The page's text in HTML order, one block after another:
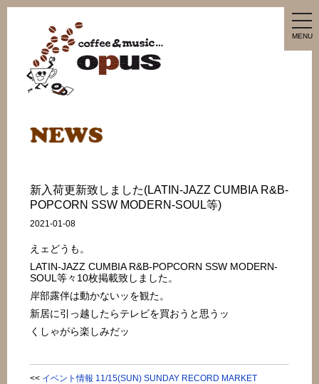
MENU
新入荷更新致しました(LATIN-JAZZ CUMBIA R&B-
POPCORN SSW MODERN-SOUL等)
2021-01-08
えェどうも。
LATIN-JAZZ CUMBIA R&B-POPCORN SSW MODERN-
SOUL等々10枚掲載致しました。
岸部露伴は動かないッを観た。
新居に引っ越したらテレビを買おうと思うッ
くしゃがら楽しみだッ
<< イベント情報 11/15(SUN) SUNDAY RECORD MARKET